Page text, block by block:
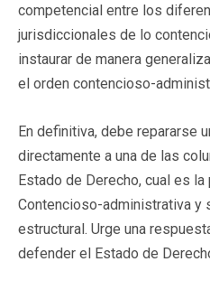
competencial entre los
jurisdiccionales de lo
instaurar de manera
el orden contencioso-
En definitiva, debe repararse
directamente a una de las
Estado de Derecho, cual es
Contencioso-administrativa y
estructural. Urge una
defender el Estado de